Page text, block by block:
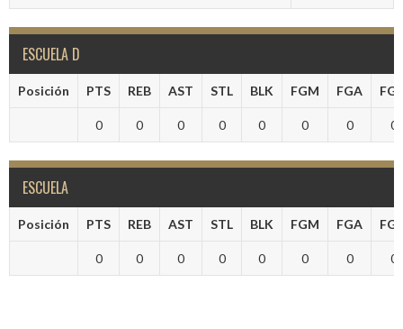
ESCUELA D
Posición PTS REB AST STL BLK FGM FGA
0 0 0 0 0 0 0 0
ESCUELA
Posición PTS REB AST STL BLK FGM FGA
0 0 0 0 0 0 0 0